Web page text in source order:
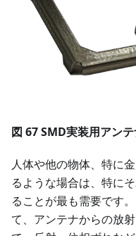
図 67 SMD実装用アン
人体や他の物体、特に
るような場合は、特に
ることが最も需要です
て、アンテナからの放